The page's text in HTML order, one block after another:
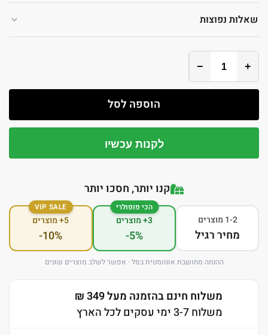
שאלות נפוצות
+
−
הוספה לסל
לקנות עכשיו
קנו יותר, חסכו יותר
1-2 מוצרים
מחיר רגיל
הכי פופולרי
3+ מוצרים
-5%
VIP SALE
5+ מוצרים
-10%
ההנחה מחושבת אוטומטית בסל · אפשר לשלב מוצרים שונים
משלוח חינם בהזמנה מעל 349 ₪
משלוח 3-7 ימי עסקים לכל הארץ